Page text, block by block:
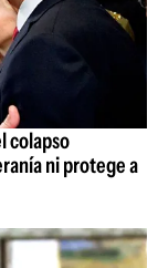
colapso
ni protege a